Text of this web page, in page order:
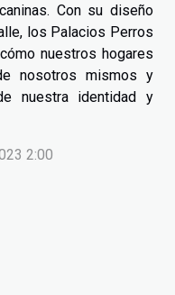
Con su diseño
los Palacios Perros
nuestros hogares
nosotros mismos y
nuestra identidad y
2:00